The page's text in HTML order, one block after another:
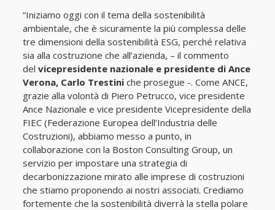
“Iniziamo oggi con il tema della sostenibilità
ambientale, che è sicuramente la più complessa delle
tre dimensioni della sostenibilità ESG, perché relativa
sia alla costruzione che all’azienda, – il commento
del vicepresidente nazionale e presidente di Ance
Verona, Carlo Trestiniche prosegue -. Come ANCE,
grazie alla volontà di Piero Petrucco, vice presidente
Ance Nazionale e vice presidente Vicepresidente della
FIEC (Federazione Europea dell’Industria delle
Costruzioni), abbiamo messo a punto, in
collaborazione con la Boston Consulting Group, un
servizio per impostare una strategia di
decarbonizzazione mirato alle imprese di costruzioni
che stiamo proponendo ai nostri associati. Crediamo
fortemente che la sostenibilità diverrà la stella polare